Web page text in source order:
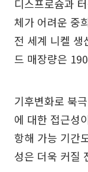
디스프로슘과
체가 어려운 중
전 세계 니켈
드 매장량은
기후변화로 북
에 대한 접근성
항해 가능 기간
성은 더욱 커질